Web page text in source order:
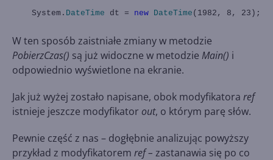
System. DateTime dt = new DateTime (1982, 8, 23);
W ten sposób zaistniałe zmiany w metodzie
PobierzCzas() są już widoczne w metodzie Main() i
odpowiednio wyświetlone na ekranie.
Jak już wyżej zostało napisane, obok modyfikatora ref
istnieje jeszcze modyfikator out, o którym parę słów.
Pewnie część z nas – dogłębnie analizując powyższy
przykład z modyfikatorem ref – zastanawia się po co